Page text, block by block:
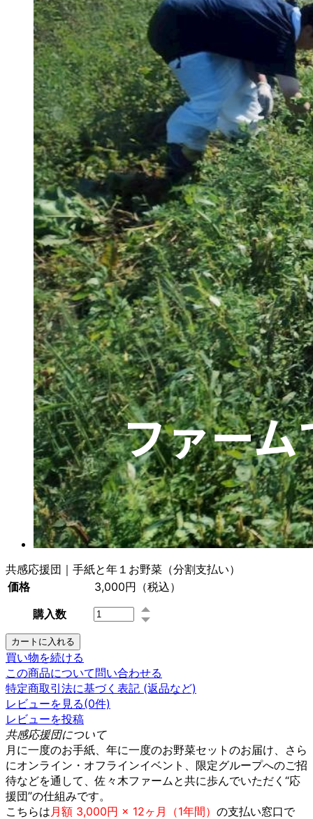
共感応援団｜手紙と年１お野菜（分割支払い）
価格
3,000円 （税込）
購入数
買い物を続ける
この商品について問い合わせる
特定商取引法に基づく表記 (返品など)
レビューを見る(0件)
レビューを投稿
共感応援団について
月に一度のお手紙、年に一度のお野菜セットのお届け、さら
にオンライン・オフラインイベント、限定グループへのご招
待などを通して、佐々木ファームと共に歩んでいただく“応
援団”の仕組みです。
こちらは月額 3,000円 × 12ヶ月（1年間） の支払い窓口で